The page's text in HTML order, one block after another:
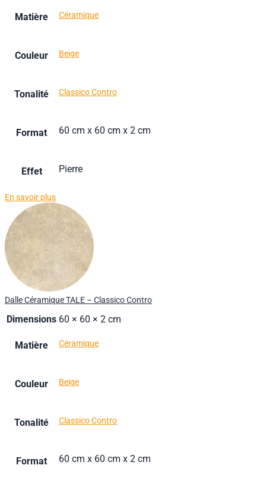
Matière Céramique
Couleur Beige
Tonalité Classico Contro
Format 60 cm x 60 cm x 2 cm
Effet Pierre
En savoir plus
Dalle Céramique TALE – Classico Contro
Dimensions 60 × 60 × 2 cm
Matière Céramique
Couleur Beige
Tonalité Classico Contro
Format 60 cm x 60 cm x 2 cm